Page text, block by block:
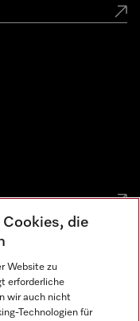
Cookies, die
Website zu
erforderliche
wir auch nicht
Technologien für